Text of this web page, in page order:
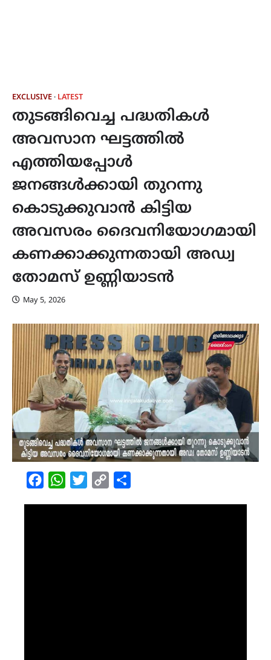
EXCLUSIVE LATEST
തുടങ്ങിവെച്ച പദ്ധതികൾ
അവസാന ഘട്ടത്തിൽ
എത്തിയപ്പോൾ
ജനങ്ങൾക്കായി തുറന്നു
കൊടുക്കുവാൻ കിട്ടിയ
അവസരം ദൈവനിയോഗമായി
കണക്കാക്കുന്നതായി അഡ്വ
തോമസ് ഉണ്ണിയാടൻ
May 5, 2026
FacebookWhatsAppTwitterCopy